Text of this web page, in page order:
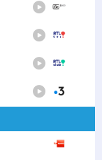
de bijoux dans